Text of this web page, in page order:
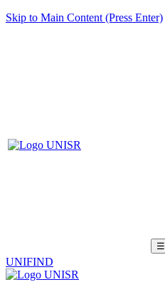
Skip to Main Content (Press Enter)
☰
UNIFIND